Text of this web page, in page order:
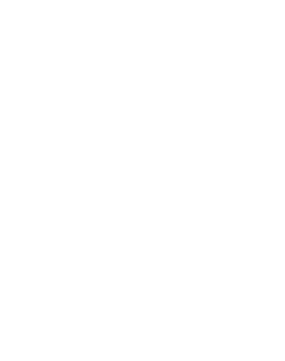
Llegar a una final del
gestionar en cuanto a
menos André,
molestia, pero lo
noche; jugamos el
menos normal, pero la
tienen algunas